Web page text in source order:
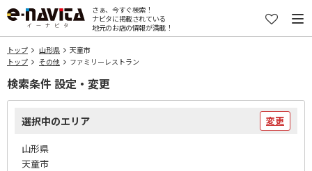
さぁ、今すぐ検索！
ナビタに掲載されている
地元のお店の情報が満載！
トップ 山形県
天童市
トップ
その他 ファミリーレストラン
検索条件 設定・変更
選択中のエリア 変更
山形県
天童市